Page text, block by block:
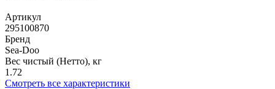
Артикул
295100870
Бренд
Sea-Doo
Вес чистый (Нетто), кг
1.72
Смотреть все характеристики